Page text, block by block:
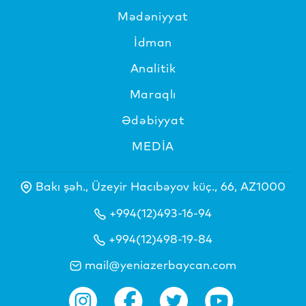
Mədəniyyat
İdman
Analitik
Maraqlı
Ədəbiyyat
MEDİA
Bakı şəh., Üzeyir Hacıbəyov küç., 66, AZ1000
+994(12)493-16-94
+994(12)498-19-84
mail@yeniazerbaycan.com